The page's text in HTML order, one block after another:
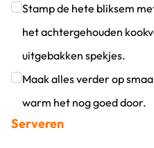
Klik om dit selectievakje
Stamp de hete bliksem
het achtergehouden
uitgebakken spekjes.
Klik om dit selectievakje
Maak alles verder op
warm het nog goed door.
Klik om dit selectievakje
Serveren